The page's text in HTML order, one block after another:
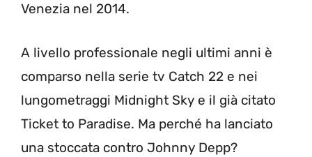
Venezia nel 2014.
A livello professionale negli ultimi anni è
comparso nella serie tv Catch 22 e nei
lungometraggi Midnight Sky e il già citato
Ticket to Paradise. Ma perché ha lanciato
una stoccata contro Johnny Depp?